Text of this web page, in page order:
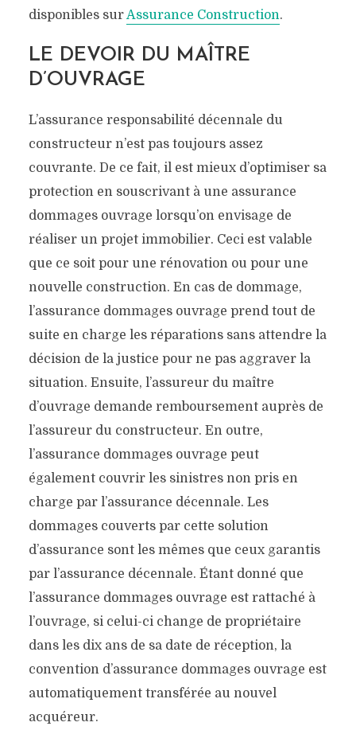
disponibles surAssurance Construction.
LE DEVOIR DU MAÎTRE
D’OUVRAGE
L’assurance responsabilité décennale du
constructeur n’est pas toujours assez
couvrante. De ce fait, il est mieux d’optimiser sa
protection en souscrivant à une assurance
dommages ouvrage lorsqu’on envisage de
réaliser un projet immobilier. Ceci est valable
que ce soit pour une rénovation ou pour une
nouvelle construction. En cas de dommage,
l’assurance dommages ouvrage prend tout de
suite en charge les réparations sans attendre la
décision de la justice pour ne pas aggraver la
situation. Ensuite, l’assureur du maître
d’ouvrage demande remboursement auprès de
l’assureur du constructeur. En outre,
l’assurance dommages ouvrage peut
également couvrir les sinistres non pris en
charge par l’assurance décennale. Les
dommages couverts par cette solution
d’assurance sont les mêmes que ceux garantis
par l’assurance décennale. Étant donné que
l’assurance dommages ouvrage est rattaché à
l’ouvrage, si celui-ci change de propriétaire
dans les dix ans de sa date de réception, la
convention d’assurance dommages ouvrage est
automatiquement transférée au nouvel
acquéreur.